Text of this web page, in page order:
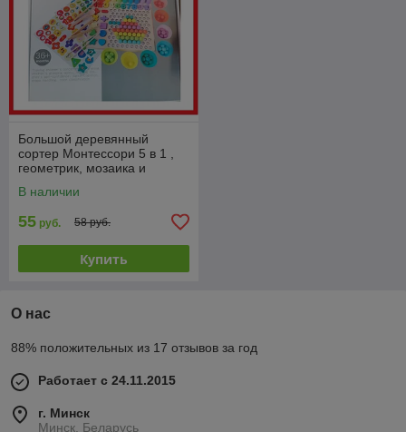
Большой деревянный
сортер Монтессори 5 в 1 ,
геометрик, мозаика и
В наличии
55 руб. 58 руб.
Купить
О нас
88% положительных из 17 отзывов за год
Работает с 24.11.2015
г. Минск
Минск, Беларусь